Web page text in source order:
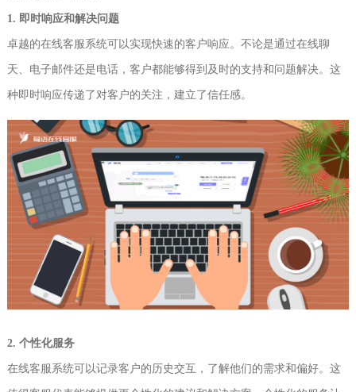
1. 即时响应和解决问题
卓越的在线客服系统可以实现快速的客户响应。不论是通过在线聊
天、电子邮件还是电话，客户都能够得到及时的支持和问题解决。这
种即时响应传递了对客户的关注，建立了信任感。
2. 个性化服务
在线客服系统可以记录客户的历史交互，了解他们的需求和偏好。这